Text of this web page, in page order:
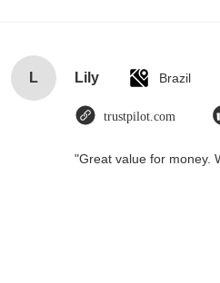
L Lily Brazil
trustpilot.com
"Great value for money.